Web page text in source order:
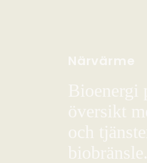
Närvärme
Bioenergi
översikt
och
biobränsle.